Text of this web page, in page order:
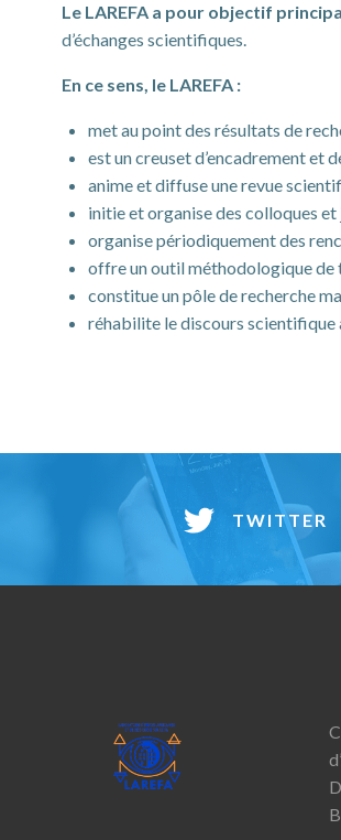
Le LAREFA a pour objectif
d’échanges scientifiques.
En ce sens, le LAREFA :
met au point des résultats de
est un creuset d’encadrement et
anime et diffuse une revue
initie et organise des colloques
organise périodiquement des
offre un outil méthodologique de
constitue un pôle de recherche
réhabilite le discours scientifique
TWITTER